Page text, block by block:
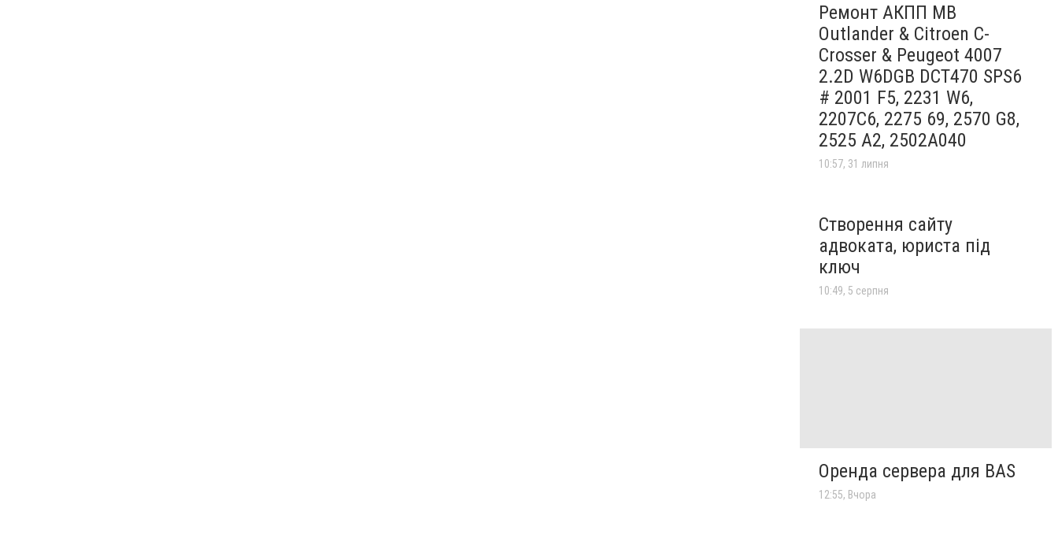
Ремонт АКПП MB
Outlander & Citroen C-
Crosser & Peugeot 4007
2.2D W6DGB DCT470 SPS6
# 2001 F5, 2231 W6,
2207C6, 2275 69, 2570 G8,
2525 A2, 2502A040
10:57, 31 липня
Створення сайту
адвоката, юриста під
ключ
10:49, 5 серпня
Оренда сервера для BAS
12:55, Вчора